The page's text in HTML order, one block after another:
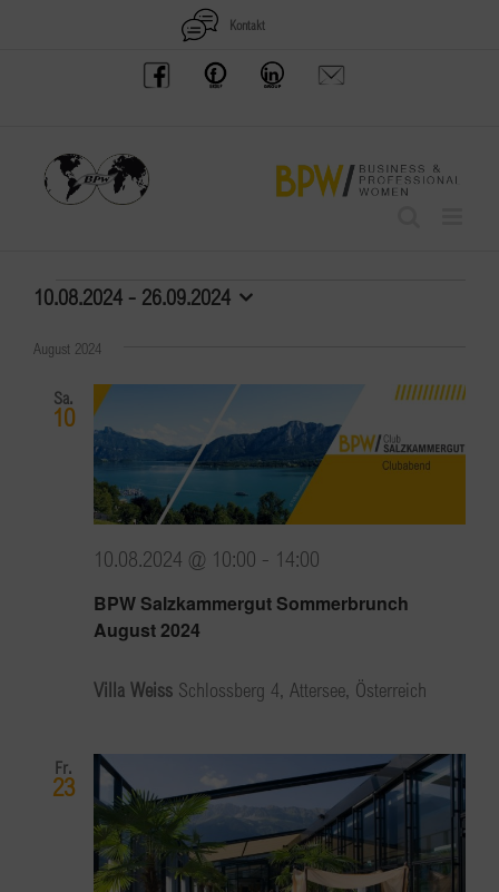
Kontakt
BPW
Austria
Offenes
Frauennetzwerk
BPW
Gruppe
Anfrage
schicken
Veranstaltungen
10.08.2024 - 26.09.2024
wählen.
August 2024
Sa.
10
BPW Salzkammergut Sommerbrunch
August 2024
10.08.2024 @ 10:00 - 14:00
Villa Weiss Schlossberg 4, Attersee, Österreich
Fr.
23